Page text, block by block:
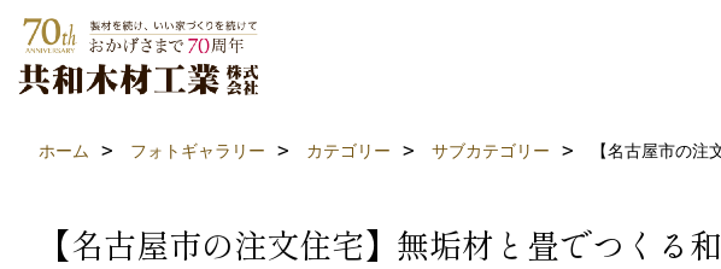
ホーム フォトギャラリー カテゴリー サブカテゴリー 【名古屋市の
【名古屋市の注文住宅】無垢材と畳でつくる